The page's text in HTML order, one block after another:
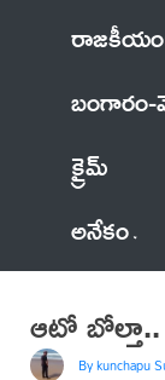
రాజకీయం
బంగారం-
క్రైమ్
అనేకం
ఆటో బోల్తా..
By kunchapu